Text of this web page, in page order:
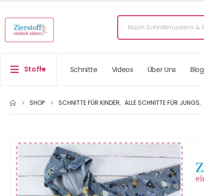
Stoffe Schnitte Videos Über Uns Blog
SHOP SCHNITTE FÜR KINDER, ALLE SCHNITTE FÜR JUNGS,